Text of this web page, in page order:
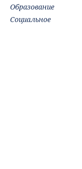
Образование
Социальное